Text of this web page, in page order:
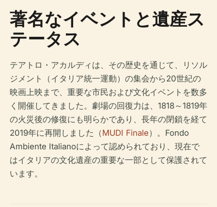
著名なイベントと遺産ス
テータス
テアトロ・アカルディは、その歴史を通じて、リソル
ジメント（イタリア統一運動）の集会から20世紀の
映画上映まで、重要な市民および文化イベントを数多
く開催してきました。劇場の回復力は、1818～1819年
の火災後の修復にも明らかであり、長年の閉鎖を経て
2019年に再開しました（MUDI Finale）。Fondo
Ambiente Italianoによって認められており、現在で
はイタリアの文化遺産の重要な一部として保護されて
います。